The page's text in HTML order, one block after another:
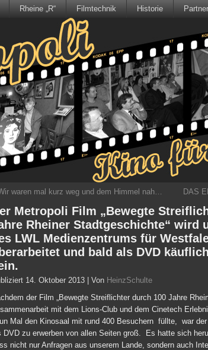
Rheine „R“ Filmtechnik Historie Partner
waren mal kurz weg und dem Himmel nah… DAS
Metropoli Film „Bewegte
Rheiner Stadtgeschichte“ wird
LWL Medienzentrums für
und bald als DVD
14. Oktober 2013 Von HeinzSchulte
der Film „Bewegte Streiflichter durch 100 Jahre
mit dem Lions-Club und dem Cinetech
Mal den Kinosaal mit rund 400 Besuchern füllte, war
DVD zu erwerben von allen Seiten groß. Es hatte sich
nicht nur Anfragen aus unserem Lande, sondern auch